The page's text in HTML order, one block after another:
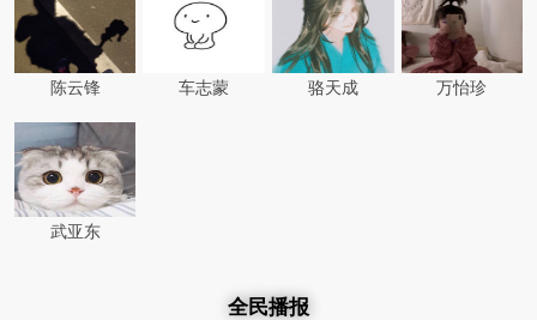
陈云锋 车志蒙 骆天成 万怡珍
武亚东
全民播报